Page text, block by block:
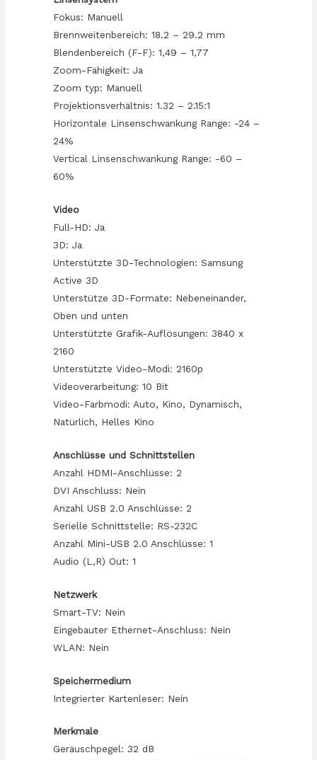
Fokus: Manuell
Brennweitenbereich: 18.2 – 29.2 mm
Blendenbereich (F-F): 1,49 – 1,77
Zoom-Fähigkeit: Ja
Zoom typ: Manuell
Projektionsverhältnis: 1.32 – 2.15:1
Horizontale Linsenschwankung Range: -24 –
24%
Vertical Linsenschwankung Range: -60 –
60%
Video
Full-HD: Ja
3D: Ja
Unterstützte 3D-Technologien: Samsung
Active 3D
Unterstütze 3D-Formate: Nebeneinander,
Oben und unten
Unterstützte Grafik-Auflösungen: 3840 x
2160
Unterstützte Video-Modi: 2160p
Videoverarbeitung: 10 Bit
Video-Farbmodi: Auto, Kino, Dynamisch,
Natürlich, Helles Kino
Anschlüsse und Schnittstellen
Anzahl HDMI-Anschlüsse: 2
DVI Anschluss: Nein
Anzahl USB 2.0 Anschlüsse: 2
Serielle Schnittstelle: RS-232C
Anzahl Mini-USB 2.0 Anschlüsse: 1
Audio (L,R) Out: 1
Netzwerk
Smart-TV: Nein
Eingebauter Ethernet-Anschluss: Nein
WLAN: Nein
Speichermedium
Integrierter Kartenleser: Nein
Merkmale
Geräuschpegel: 32 dB